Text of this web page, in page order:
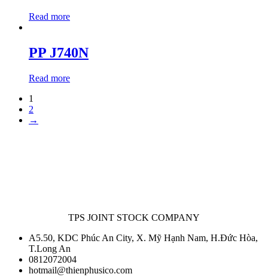
Read more
PP J740N
Read more
1
2
→
TPS JOINT STOCK COMPANY
A5.50, KDC Phúc An City, X. Mỹ Hạnh Nam, H.Đức Hòa,
T.Long An
0812072004
hotmail@thienphusico.com